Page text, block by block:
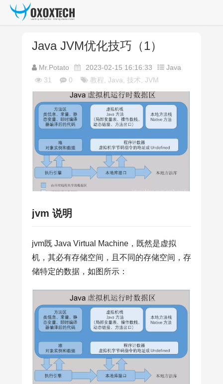
Java JVM优化技巧（1）
Mr.Potato 2023-02-15 16:16:33
Java
31
0 教程, Java, 技术, JVM
jvm 说明
jvm既 Java Virtual Machine，既然是虚拟
机，其必有存储空间，且不同的存储空间，存
储特定的数据，如图所示：